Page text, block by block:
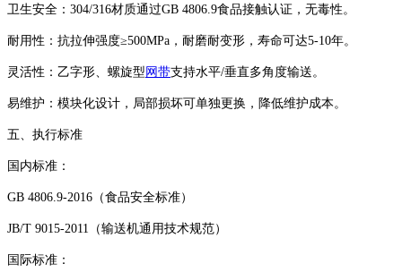
‌卫生安全‌：304/316材质通过GB 4806.9食品接触认证，无毒性。
‌耐用性‌：抗拉伸强度≥500MPa，耐磨耐变形，寿命可达5-10年。
‌灵活性‌：乙字形、螺旋型 网带支持水平/垂直多角度输送。
‌易维护‌：模块化设计，局部损坏可单独更换，降低维护成本。
‌五、执行标准‌
‌国内标准‌：
GB 4806.9-2016（食品安全标准）
JB/T 9015-2011（输送机通用技术规范）
‌国际标准‌：